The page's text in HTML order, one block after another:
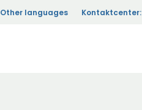
Other languages Kontaktcenter: